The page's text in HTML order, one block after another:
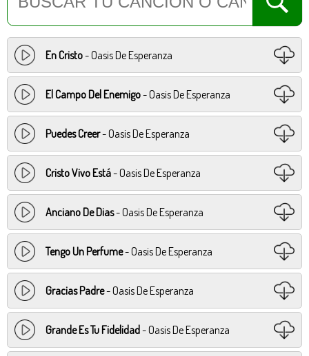
En Cristo- Oasis De Esperanza
El Campo Del Enemigo- Oasis De Esperanza
Puedes Creer- Oasis De Esperanza
Cristo Vivo Está- Oasis De Esperanza
Anciano De Dias- Oasis De Esperanza
Tengo Un Perfume- Oasis De Esperanza
Gracias Padre- Oasis De Esperanza
Grande Es Tu Fidelidad- Oasis De Esperanza